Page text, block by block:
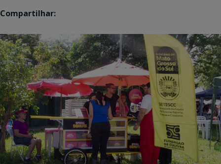
Compartilhar: